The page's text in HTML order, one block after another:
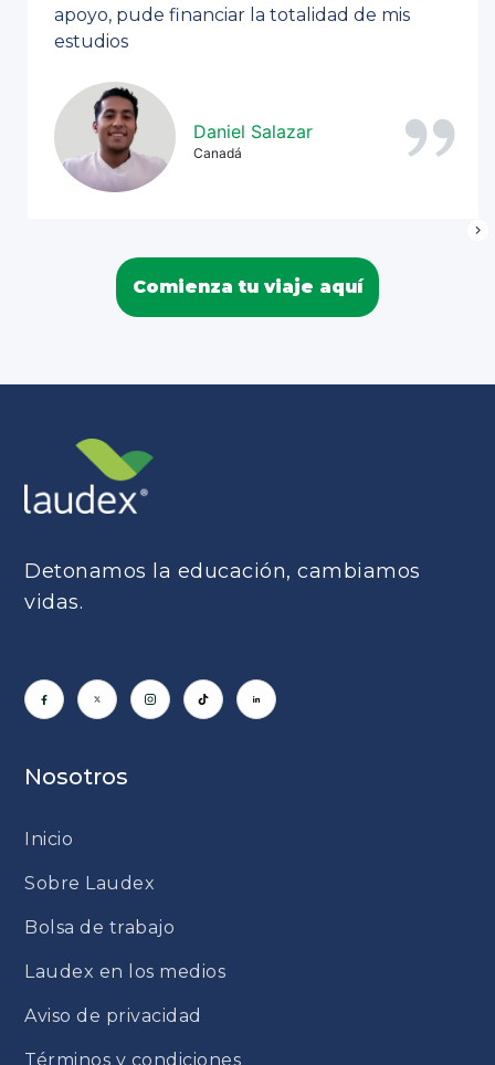
apoyo, pude financiar la totalidad de mis
estudios
Daniel Salazar
Canadá
Comienza tu viaje aquí
Detonamos la educación, cambiamos
vidas.
Nosotros
Inicio
Sobre Laudex
Bolsa de trabajo
Laudex en los medios
Aviso de privacidad
Términos y condiciones